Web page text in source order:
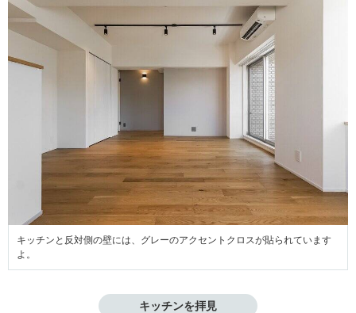
キッチンと反対側の壁には、グレーのアクセントクロスが貼られています
よ。
キッチンを拝見